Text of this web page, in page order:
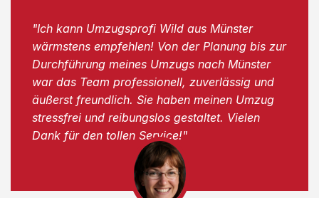
"Ich kann Umzugsprofi Wild aus Münster
wärmstens empfehlen! Von der Planung bis zur
Durchführung meines Umzugs nach Münster
war das Team professionell, zuverlässig und
äußerst freundlich. Sie haben meinen Umzug
stressfrei und reibungslos gestaltet. Vielen
Dank für den tollen Service!"